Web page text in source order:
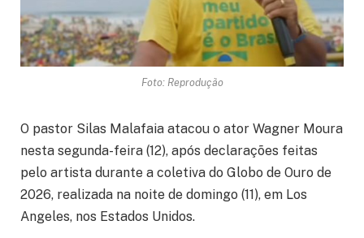
Foto: Reprodução
O pastor Silas Malafaia atacou o ator Wagner Moura
nesta segunda-feira (12), após declarações feitas
pelo artista durante a coletiva do Globo de Ouro de
2026, realizada na noite de domingo (11), em Los
Angeles, nos Estados Unidos.